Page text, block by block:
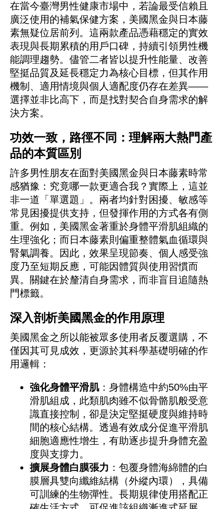
在當今臺灣男性健康市場中，若論最受信賴且
廣泛使用的補氣保健方案，美國黑金與日本藤
素無疑位居前列。這兩款產品憑藉穩定的實效
表現與長期累積的用戶口碑，持續引領男性機
能調理趨勢。儘管二者皆以提升性能量、改善
堅挺品質及延長穩定力為核心目標，但其作用
機制、適用情境與個人適配度仍存在差異——
選擇並非比高下，而是找對契合自身需求的解
決方案。
功效一致，路徑不同：理解兩大熱門產
品的本質區別
許多男性朋友在面對美國黑金與日本藤素時常
感猶豫：究竟哪一款更適合我？實際上，這並
非一道「單選題」。兩者均針對困擾、敏感等
常見困擾提供支持，但發揮作用的方式各有側
重。例如，美國黑金著重於身體平滑肌組織的
生理強化；而日本藤素則偏重整體氣血循環與
腎氣調養。因此，效果呈現節奏、個人感受強
度乃至短期反應，可能因體質與使用習慣而
異。關鍵在於釐清自身需求，而非盲目追隨熱
門標籤。
深入剖析美國黑金的作用原理
美國黑金之所以能被眾多使用者反覆選購，不
僅因其可見成效，更源於其科學基礎明確的作
用邏輯：
強化身體平滑肌：身體構造中約50%由平
滑肌組成，此類肌肉雖不似骨骼肌般受意
識直接控制，卻是決定堅挺硬度與維持時
間的核心結構。透過有效成分促進平滑肌
細胞適應性增生，有助逐步提升身體充盈
度與支撐力。
擴展身體白膜張力 ：包覆身體海綿體的白
膜層具雙向纖維結構（外縱內環），具備
可訓練的生物彈性。長期規律使用搭配正